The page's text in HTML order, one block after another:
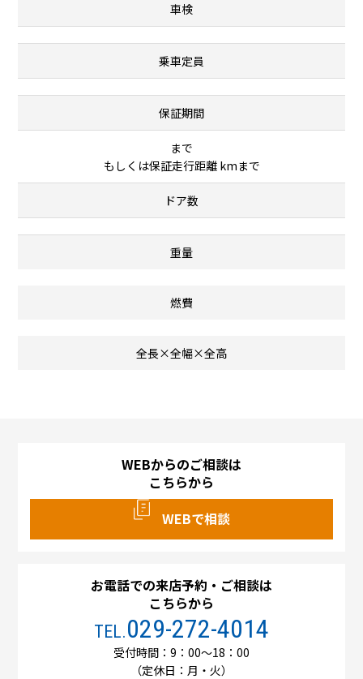
車検
乗車定員
保証期間
まで
もしくは保証走行距離 kmまで
ドア数
重量
燃費
全長×全幅×全高
WEBからのご相談は
こちらから
WEBで相談
お電話での来店予約・ご相談は
こちらから
TEL.029-272-4014
受付時間：9：00～18：00
（定休日：月・火）